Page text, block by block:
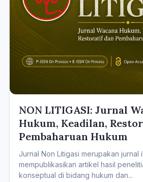
NON LITIGASI: Jurnal
Hukum, Keadilan,
Pembaharuan Hukum
Jurnal Non Litigasi merupakan jurnal ilmiah yang
mempublikasikan artikel hasil
konseptual di bidang hukum dan...